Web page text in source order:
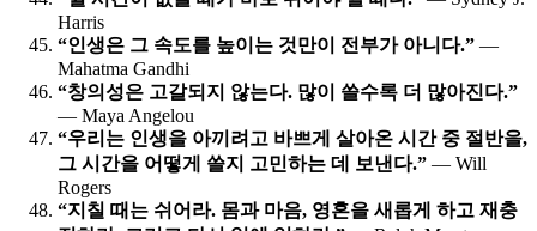
Harris
“인생은 그 속도를 높이는 것만이 전부가 아니다.” —
Mahatma Gandhi
“창의성은 고갈되지 않는다. 많이 쓸수록 더 많아진다.”
— Maya Angelou
“우리는 인생을 아끼려고 바쁘게 살아온 시간 중 절반을,
그 시간을 어떻게 쓸지 고민하는 데 보낸다.” — Will
Rogers
“지칠 때는 쉬어라. 몸과 마음, 영혼을 새롭게 하고 재충